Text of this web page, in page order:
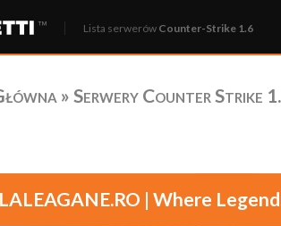
Lista serwerów Counter-Strike 1.6
» Serwery Counter Strike
| Where